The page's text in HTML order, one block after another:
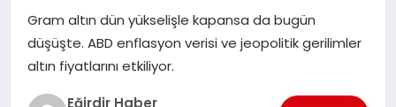
SIYASET
SPOR
Gram altın dün yükselişle kapansa da bugün
düşüşte. ABD enflasyon verisi ve jeopolitik gerilimler
altın fiyatlarını etkiliyor.
Eğirdir Haber